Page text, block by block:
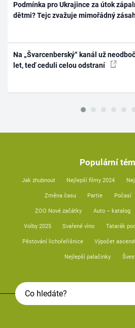
Podmínka pro Ukrajince za útok
dětmi? Tejc zvažuje mimořádný
Na „Švarcenberský“ kanál už
let, teď ceduli celou odstraní
Populární
Jak zhubnout Nejlepší filmy 2024
Změna času Partie Počasí
ZOO Nové začátky Auto – katalog
Volby 2025 Svařené víno Tatarák
Pěstování lichořeřišnice Výpočet
Nejlepší palačinky